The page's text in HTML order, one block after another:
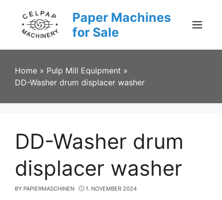
content
Paper Machines
for Sale
Menu
Home » Pulp Mill Equipment »
DD-Washer drum displacer washer
DD-Washer drum
displacer washer
BY PAPIERMASCHINEN 1. NOVEMBER 2024